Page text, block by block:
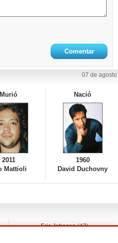
07 de agosto
Murió
2011
Mattioli
Nació
1960
David Duchovny
Eric Johnson (47)